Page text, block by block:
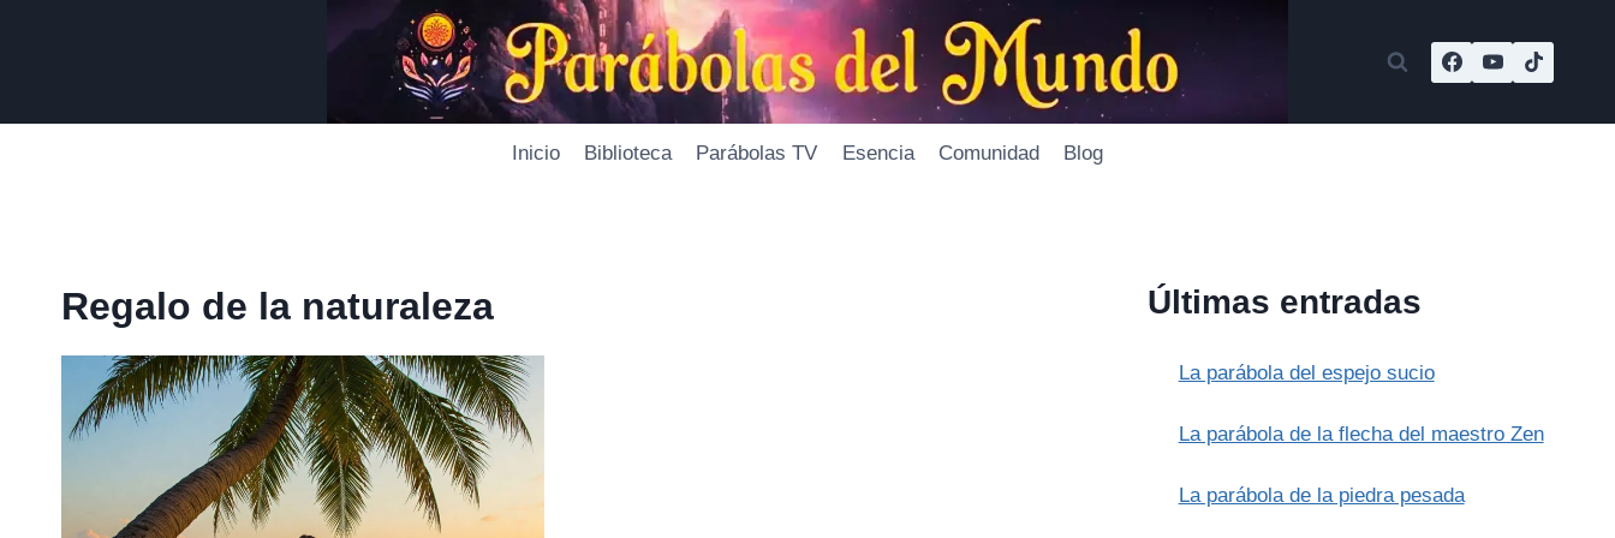
Inicio Biblioteca Parábolas TV Esencia Comunidad Blog
Regalo de la naturaleza Últimas entradas
La parábola del espejo sucio
La parábola de la flecha del maestro Zen
La parábola de la piedra pesada